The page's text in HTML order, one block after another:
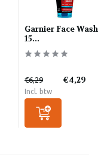
Garnier Face
15...
€6,29 €4,29
Incl. btw